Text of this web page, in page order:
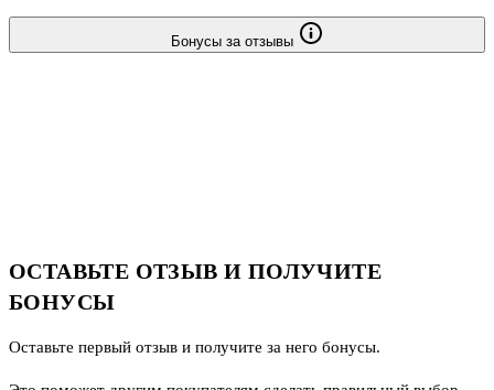
Бонусы за отзывы
ОСТАВЬТЕ ОТЗЫВ И ПОЛУЧИТЕ
БОНУСЫ
Оставьте первый отзыв и получите за него бонусы.